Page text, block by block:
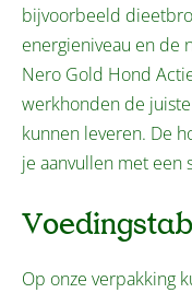
bijvoorbeeld
energieniveau en de
Nero Gold Hond
werkhonden de
kunnen leveren. De
je aanvullen met een
Op onze verpakking